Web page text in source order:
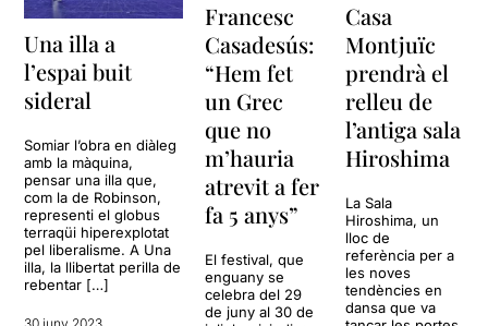
Una illa a
l’espai buit
sideral
Somiar l’obra en diàleg
amb la màquina,
pensar una illa que,
com la de Robinson,
representi el globus
terraqüi hiperexplotat
pel liberalisme. A Una
illa, la llibertat perilla de
rebentar […]
Francesc
Casadesús:
“Hem fet
un Grec
que no
m’hauria
atrevit a fer
fa 5 anys”
El festival, que
enguany se
celebra del 29
de juny al 30 de
Casa
Montjuïc
prendrà el
relleu de
l’antiga sala
Hiroshima
La Sala
Hiroshima, un
lloc de
referència per a
les noves
tendències en
dansa que va